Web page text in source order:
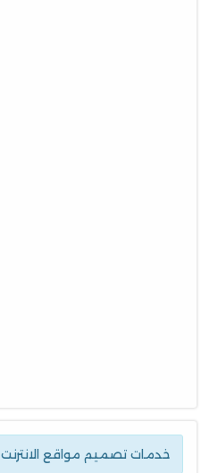
خدمات تصميم مواقع الانترنت